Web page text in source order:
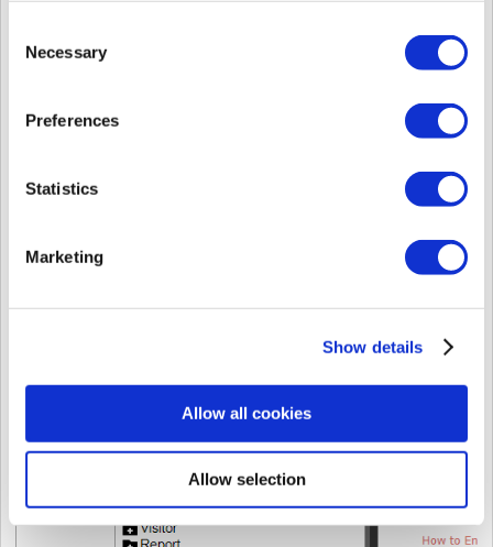
Selection
Necessary
Preferences
Statistics
Marketing
Show details
Allow all cookies
Allow selection
Modelo de producto
Versión
<Nuevas características y mejoras>
Se ha mejorado el mensaje emergente que se muestra al
Se ha mejorado el mensaje emergente que se muestra cuando
[BioStar 2 v2.9.5 > BioStar 2 Guía